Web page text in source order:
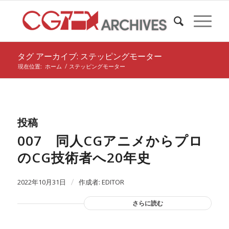
タグ アーカイブ: ステッピングモーター
現在位置: ホーム / ステッピングモーター
投稿
007 同人CGアニメからプロ
のCG技術者へ20年史
2022年10月31日 / 作成者: EDITOR
さらに読む